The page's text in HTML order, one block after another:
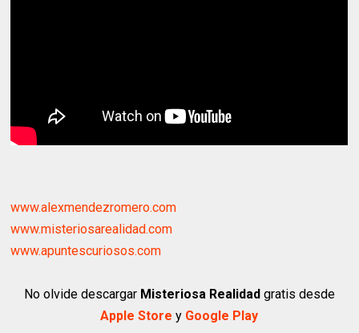
www.alexmendezromero.com
www.misteriosarealidad.com
www.apuntescuriosos.com
No olvide descargar Misteriosa Realidadgratis desde
Apple Store y Google Play